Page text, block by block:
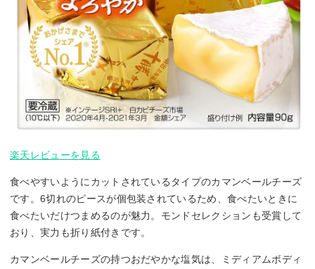
楽天レビューを見る
食べやすいようにカットされているタイプのカマンベールチーズ
です。6切れのピースが個包装されているため、食べたいときに
食べたいだけつまめるのが魅力。モンドセレクションも受賞して
おり、実力も折り紙付きです。
カマンベールチーズの持つおだやかな塩気は、ミディアムボディ